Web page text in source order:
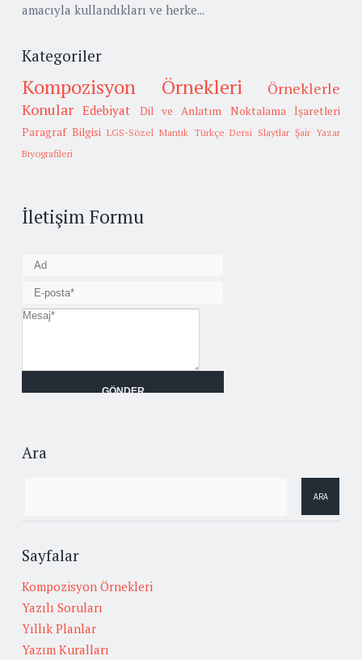
amacıyla kullandıkları ve herke...
Kategoriler
Kompozisyon Örnekleri
Örneklerle
Konular Edebiyat Dil ve Anlatım
Noktalama İşaretleri
Paragraf Bilgisi LGS-Sözel Mantık Türkçe Dersi Slaytlar Şair Yazar
Biyografileri
İletişim Formu
Ara
Sayfalar
Kompozisyon Örnekleri
Yazılı Soruları
Yıllık Planlar
Yazım Kuralları